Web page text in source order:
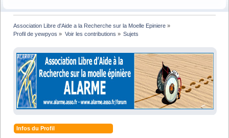
Association Libre d'Aide a la Recherche sur la Moelle Epiniere »
Profil de yewpyos » Voir les contributions » Sujets
Infos du Profil